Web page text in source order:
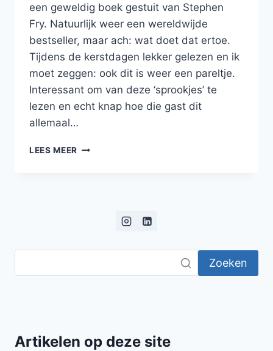
een geweldig boek gestuit van Stephen
Fry. Natuurlijk weer een wereldwijde
bestseller, maar ach: wat doet dat ertoe.
Tijdens de kerstdagen lekker gelezen en ik
moet zeggen: ook dit is weer een pareltje.
Interessant om van deze ‘sprookjes’ te
lezen en echt knap hoe die gast dit
allemaal…
LEES MEER BLOG:
ONTSTAAN
DE
ENZO…
Zoeken
Artikelen op deze site